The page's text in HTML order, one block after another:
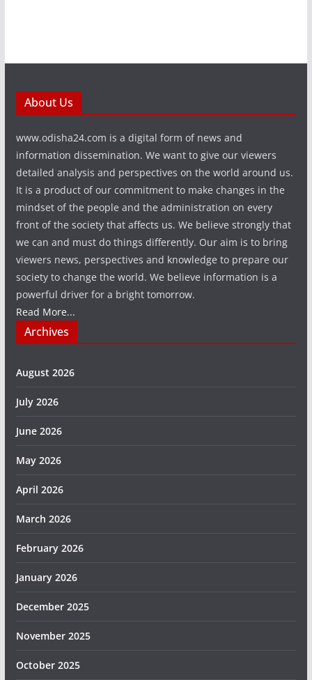
About Us
www.odisha24.com is a digital form of news and
information dissemination. We want to give our viewers
detailed analysis and perspectives on the world around us.
It is a product of our commitment to make changes in the
mindset of the people and the administration on every
front of the society that affects us. We believe strongly that
we can and must do things differently. Our aim is to bring
viewers news, perspectives and knowledge to prepare our
society to change the world. We believe information is a
powerful driver for a bright tomorrow.
Read More...
Archives
August 2026
July 2026
June 2026
May 2026
April 2026
March 2026
February 2026
January 2026
December 2025
November 2025
October 2025